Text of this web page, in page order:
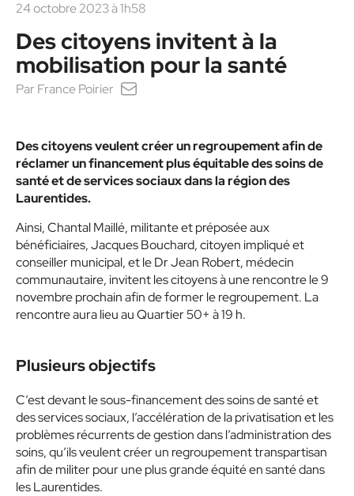
24 octobre 2023 à 1h58
Des citoyens invitent à la
mobilisation pour la santé
Par France Poirier
Des citoyens veulent créer un regroupement afin de
réclamer un financement plus équitable des soins de
santé et de services sociaux dans la région des
Laurentides.
Ainsi, Chantal Maillé, militante et préposée aux
bénéficiaires, Jacques Bouchard, citoyen impliqué et
conseiller municipal, et le Dr Jean Robert, médecin
communautaire, invitent les citoyens à une rencontre le 9
novembre prochain afin de former le regroupement. La
rencontre aura lieu au Quartier 50+ à 19 h.
Plusieursobjectifs
C’est devant le sous-financement des soins de santé et
des services sociaux, l’accélération de la privatisation et les
problèmes récurrents de gestion dans l’administration des
soins, qu’ils veulent créer un regroupement transpartisan
afin de militer pour une plus grande équité en santé dans
les Laurentides.